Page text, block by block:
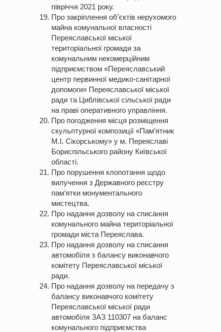
півріччя 2021 року.
Про закріплення об’єктів нерухомого
майна комунальної власності
Переяславської міської
територіальної громади за
комунальним некомерційним
підприємством «Переяславський
центр первинної медико-санітарної
допомоги» Переяславської міської
ради та Циблівської сільської ради
на праві оперативного управління.
Про погодження місця розміщення
скульптурної композиції «Пам’ятник
М.І. Сікорському» у м. Переяславі
Бориспільського району Київської
області.
Про порушення клопотання щодо
вилучення з Державного реєстру
пам’ятки монументального
мистецтва.
Про надання дозволу на списання
комунального майна територіальної
громади міста Переяслава.
Про надання дозволу на списання
автомобіля з балансу виконавчого
комітету Переяславської міської
ради.
Про надання дозволу на передачу з
балансу виконавчого комітету
Переяславської міської ради
автомобіля ЗАЗ 110307 на баланс
комунального підприємства